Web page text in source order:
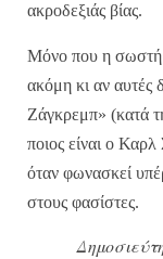
ακροδεξιάς βίας.
Μόνο που η σωστή
ακόμη κι αν αυτές
Ζάγκρεμπ» (κατά
ποιος είναι ο Καρλ
όταν φωνασκεί
στους φασίστες.